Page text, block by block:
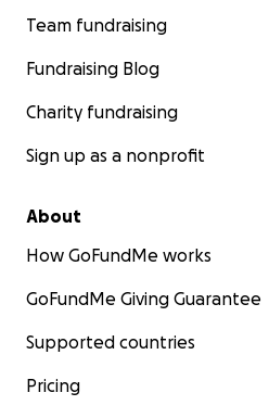
Team fundraising
Fundraising Blog
Charity fundraising
Sign up as a nonprofit
About
How GoFundMe works
GoFundMe Giving Guarantee
Supported countries
Pricing